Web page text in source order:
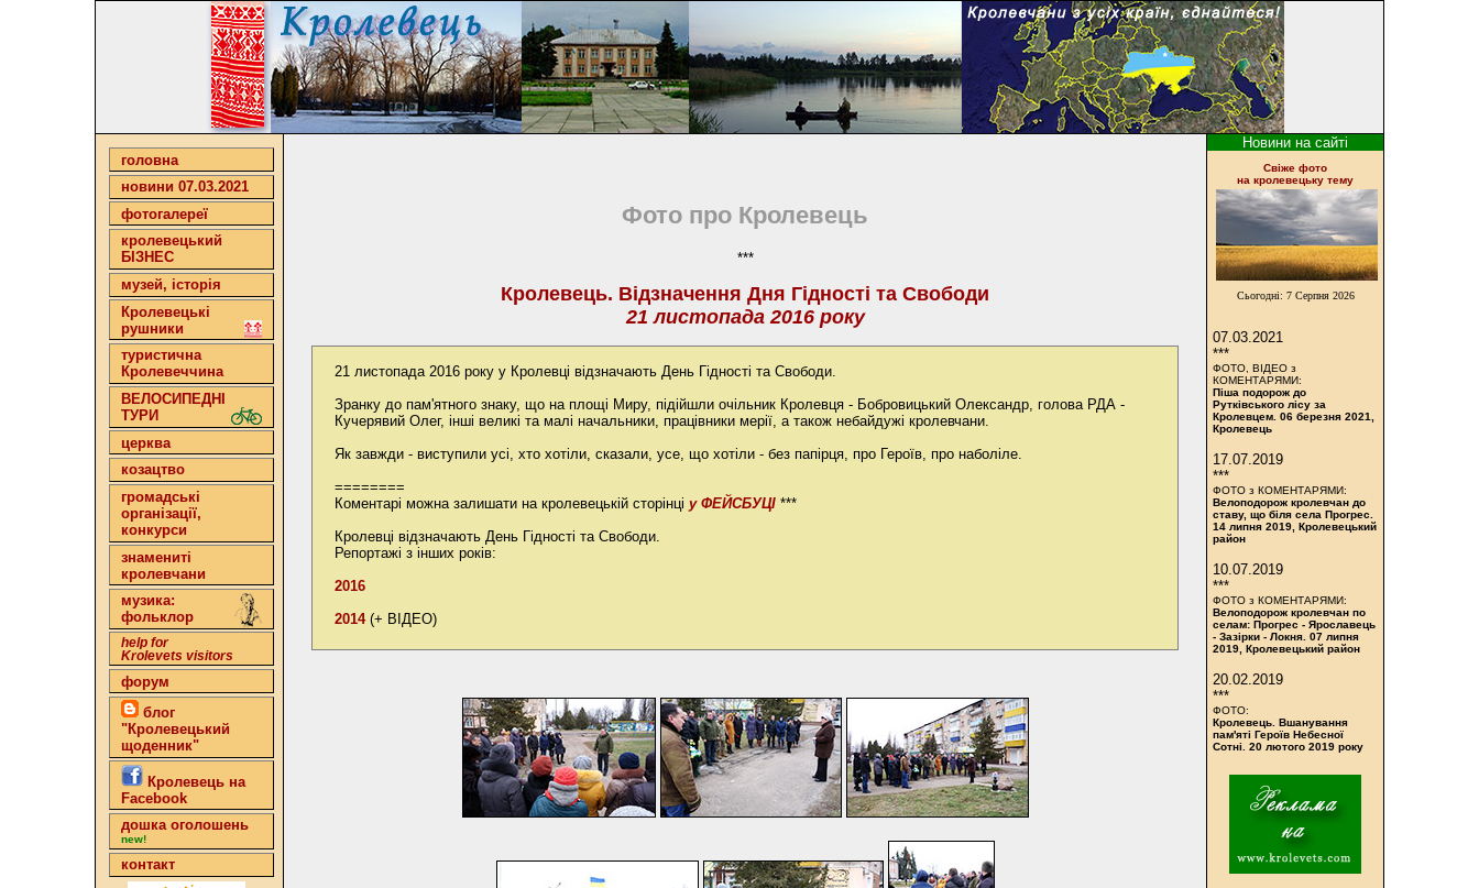
головна
новини 07.03.2021
фотогалереї
кролевецький
БІЗНЕС
музей, історія
Кролевецькі
рушники
туристична
Кролевеччина
ВЕЛОСИПЕДНІ
ТУРИ
церква
козацтво
громадські
організації,
конкурси
знамениті
кролевчани
музика:
фольклор
help for
Krolevets visitors
форум
блог
"Кролевецький
щоденник"
Кролевець на
Facebook
дошка оголошень
new!
контакт
Новини на сайті
Cвіже фото
на кролевецьку тему
Сьогодні: 7 Серпня 2026
07.03.2021
***
ФОТО, ВІДЕО з
КОМЕНТАРЯМИ:
Піша подорож до
Рутківського лісу за
Кролевцем. 06 березня 2021,
Кролевець
17.07.2019
***
ФОТО з КОМЕНТАРЯМИ:
Велоподорож кролевчан до
ставу, що біля села Прогрес.
14 липня 2019, Кролевецький
район
10.07.2019
***
ФОТО з КОМЕНТАРЯМИ:
Велоподорож кролевчан по
селам: Прогрес - Ярославець
- Зазірки - Локня. 07 липня
2019, Кролевецький район
20.02.2019
***
ФОТО:
Кролевець. Вшанування
пам'яті Героїв Небесної
Сотні. 20 лютого 2019 року
Фото про Кролевець
***
Кролевець. Відзначення Дня Гідності та Свободи
21 листопада 2016 року
21 листопада 2016 року у Кролевці відзначають День Гідності та Свободи.
Зранку до пам'ятного знаку, що на площі Миру, підійшли очільник Кролевця - Бобровицький Олександр, голова РДА -
Кучерявий Олег, інші великі та малі начальники, працівники мерії, а також небайдужі кролевчани.
Як завжди - виступили усі, хто хотіли, сказали, усе, що хотіли - без папірця, про Героїв, про наболіле.
========
Коментарі можна залишати на кролевецькій сторінці у ФЕЙСБУЦІ***
Кролевці відзначають День Гідності та Свободи.
Репортажі з інших років:
2016
2014(+ ВІДЕО)